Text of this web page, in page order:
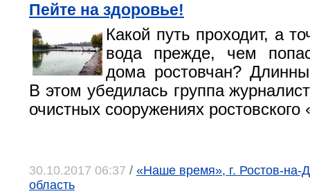
Пейте на здоровье!
Какой путь проходит, а
вода прежде, чем
дома ростовчан?
В этом убедилась группа
очистных сооружениях
30.10.2017 06:37 / «Наше время», г. Ростов-на-
область